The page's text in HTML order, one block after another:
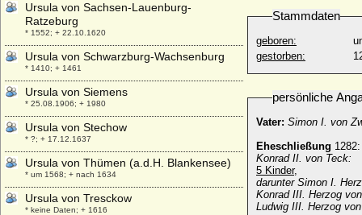
Stammdaten
geboren:
gestorben:
persönliche
Vater: Simon I. von
Eheschließung
Konrad II. von Teck:
5 Kinder,
darunter Simon I.
Konrad III. Herzog
Ludwig III. Herzog
Ursula von Sachsen-Lauenburg-
Ratzeburg
* 1552; + 22.10.1620
Ursula von Schwarzburg-Wachsenburg
* 1410; + 1461
Ursula von Siemens
* 25.08.1906; + 1980
Ursula von Stechow
* ?; + 17.12.1637
Ursula von Thümen (a.d.H. Blankensee)
* um 1568; + nach 1634
Ursula von Tresckow
* keine Daten; + 1616